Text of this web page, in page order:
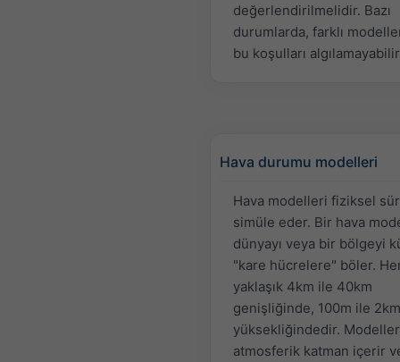
değerlendirilmelidir. Bazı
durumlarda, farklı
bu koşulları
Hava durumu modelleri
Hava modelleri fiziksel
simüle eder. Bir hava
dünyayı veya bir bölgeyi
"kare hücrelere" böler.
yaklaşık 4km ile 40km
genişliğinde, 100m ile 2km
yüksekliğindedir.
atmosferik katman içerir